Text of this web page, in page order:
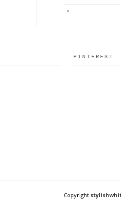
PINTEREST
Copyright